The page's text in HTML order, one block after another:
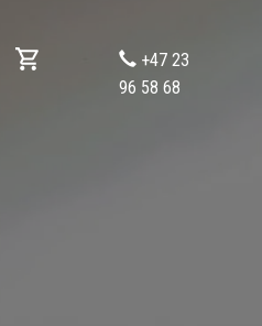
+47 23
96 58 68